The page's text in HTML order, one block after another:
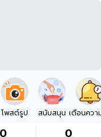
โพสต์รูป สนับสนุน เตือนควา
0 0